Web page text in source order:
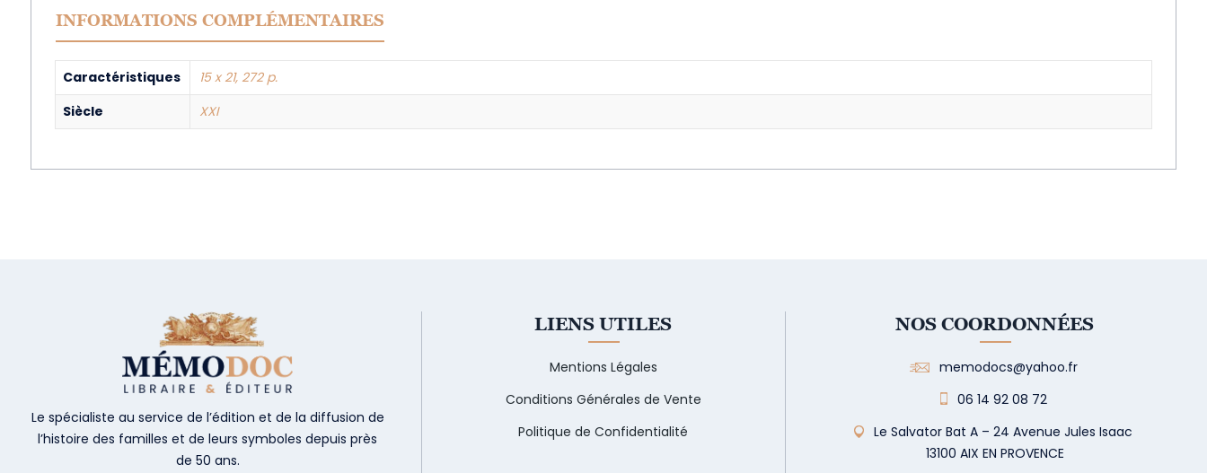
INFORMATIONS COMPLÉMENTAIRES
Caractéristiques
15 x 21, 272 p.
Siècle
XXI
Le spécialiste au service de l’édition et de la diffusion de
l’histoire des familles et de leurs symboles depuis près
de 50 ans.
LIENS UTILES
Mentions Légales
Conditions Générales de Vente
Politique de Confidentialité
NOS COORDONNÉES
memodocs@yahoo.fr
06 14 92 08 72
Le Salvator Bat A – 24 Avenue Jules Isaac
13100 AIX EN PROVENCE